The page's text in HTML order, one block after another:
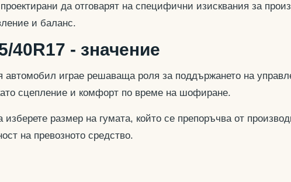
да отговарят на специфични изисквания за
и баланс.
40R17 - значение
играе решаваща роля за поддържането на
сцепление и комфорт по време на шофиране.
размер на гумата, който се препоръчва от
на превозното средство.